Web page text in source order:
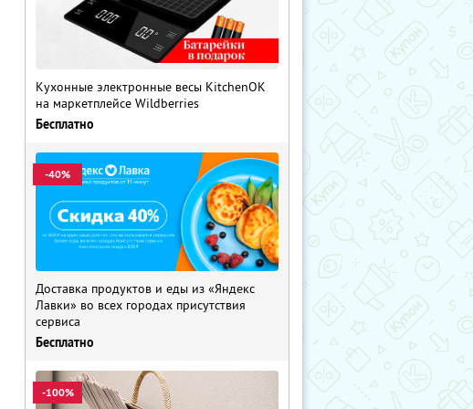
Кухонные электронные весы KitchenOK
на маркетплейсе Wildberries
Бесплатно
-40%
Доставка продуктов и еды из «Яндекс
Лавки» во всех городах присутствия
сервиса
Бесплатно
-100%